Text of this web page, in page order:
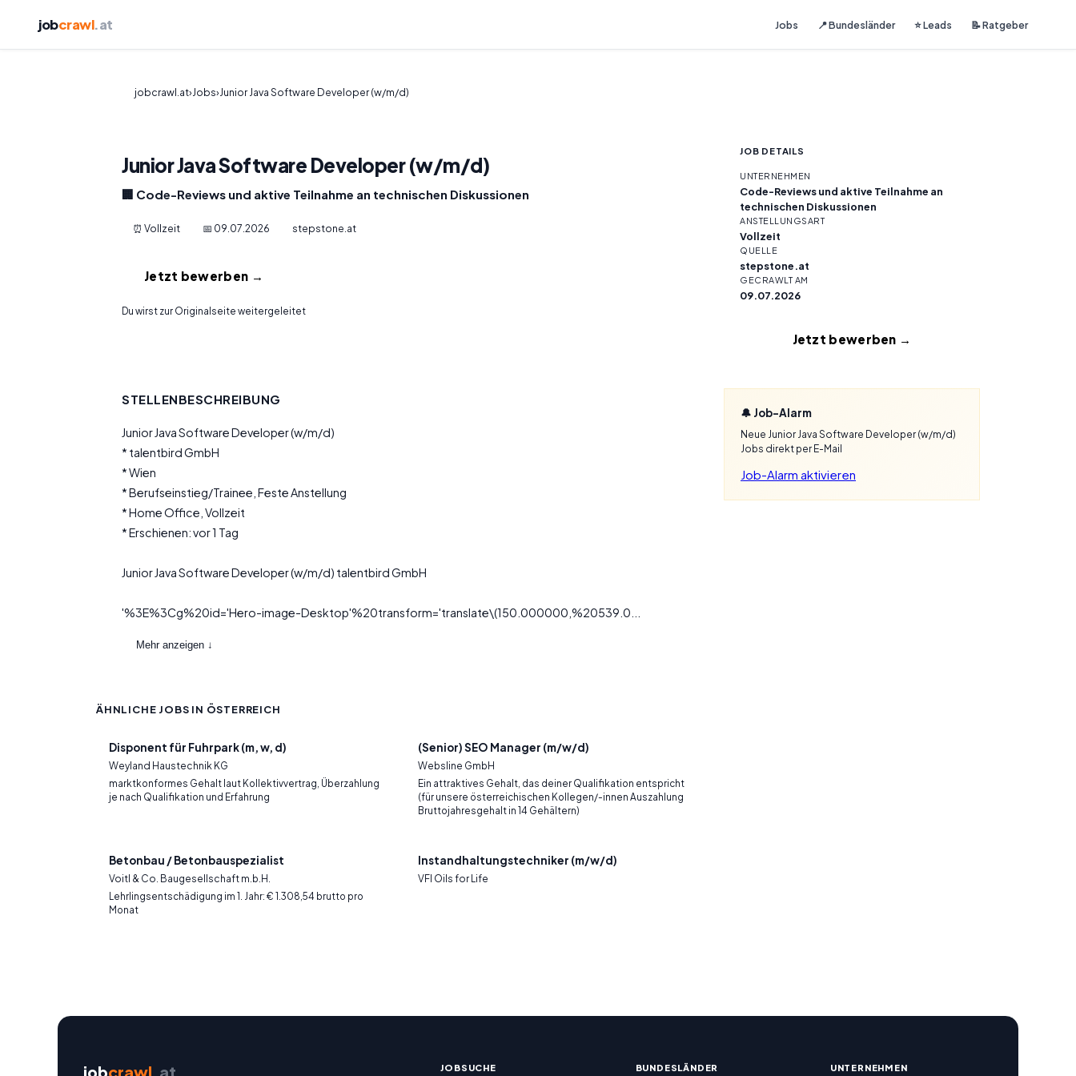
jobcrawl.at Jobs 📍 Bundesländer ⭐ Leads 📝 Ratgeber
jobcrawl.at›Jobs›Junior Java Software Developer (w/m/d)
Junior Java Software Developer (w/m/d)
🏢 Code-Reviews und aktive Teilnahme an technischen Diskussionen
⏰ Vollzeit 📅 09.07.2026 stepstone.at
Jetzt bewerben →
Du wirst zur Originalseite weitergeleitet
STELLENBESCHREIBUNG
Junior Java Software Developer (w/m/d)
* talentbird GmbH
* Wien
* Berufseinstieg/Trainee, Feste Anstellung
* Home Office, Vollzeit
* Erschienen: vor 1 Tag
Junior Java Software Developer (w/m/d) talentbird GmbH
'%3E%3Cg%20id='Hero-image-Desktop'%20transform='translate\(150.000000,%20539.0...
Mehr anzeigen ↓
ÄHNLICHE JOBS IN ÖSTERREICH
Disponent für Fuhrpark (m, w, d)
Weyland Haustechnik KG
marktkonformes Gehalt laut Kollektivvertrag, Überzahlung
je nach Qualifikation und Erfahrung
(Senior) SEO Manager (m/w/d)
Websline GmbH
Ein attraktives Gehalt, das deiner Qualifikation entspricht
(für unsere österreichischen Kollegen/-innen Auszahlung
Bruttojahresgehalt in 14 Gehältern)
Betonbau / Betonbauspezialist
Voitl & Co. Baugesellschaft m.b.H.
Lehrlingsentschädigung im 1. Jahr: € 1.308,54 brutto pro
Monat
Instandhaltungstechniker (m/w/d)
VFI Oils for Life
JOB DETAILS
UNTERNEHMEN
Code-Reviews und aktive Teilnahme an
technischen Diskussionen
ANSTELLUNGSART
Vollzeit
QUELLE
stepstone.at
GECRAWLT AM
09.07.2026
Jetzt bewerben →
🔔 Job-Alarm
Neue Junior Java Software Developer (w/m/d)
Jobs direkt per E-Mail
Job-Alarm aktivieren
jobcrawl .at JOBSUCHE BUNDESLÄNDER UNTERNEHMEN